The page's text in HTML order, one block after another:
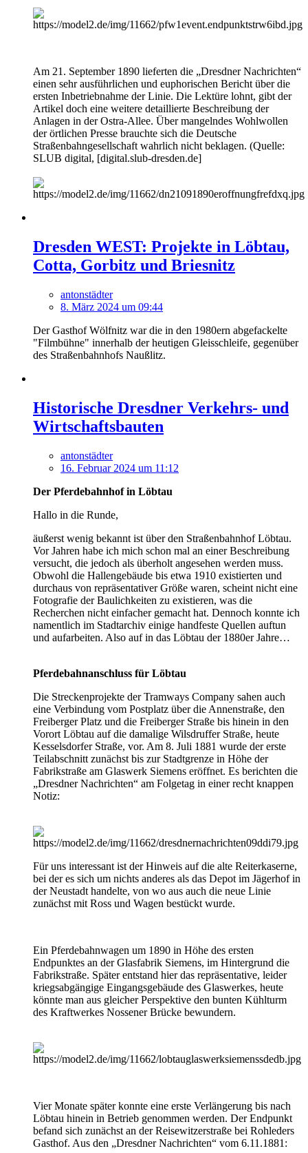
Am 21. September 1890 lieferten die „Dresdner Nachrichten“
einen sehr ausführlichen und euphorischen Bericht über die
ersten Inbetriebnahme der Linie. Die Lektüre lohnt, gibt der
Artikel doch eine weitere detaillierte Beschreibung der
Anlagen in der Ostra-Allee. Über mangelndes Wohlwollen
der örtlichen Presse brauchte sich die Deutsche
Straßenbahngesellschaft wahrlich nicht beklagen. (Quelle:
SLUB digital, [digital.slub-dresden.de]
Dresden WEST: Projekte in Löbtau,
Cotta, Gorbitz und Briesnitz
antonstädter
8. März 2024 um 09:44
Der Gasthof Wölfnitz war die in den 1980ern abgefackelte
"Filmbühne" innerhalb der heutigen Gleisschleife, gegenüber
des Straßenbahnhofs Naußlitz.
Historische Dresdner Verkehrs- und
Wirtschaftsbauten
antonstädter
16. Februar 2024 um 11:12
Der Pferdebahnhof in Löbtau
Hallo in die Runde,
äußerst wenig bekannt ist über den Straßenbahnhof Löbtau.
Vor Jahren habe ich mich schon mal an einer Beschreibung
versucht, die jedoch als überholt angesehen werden muss.
Obwohl die Hallengebäude bis etwa 1910 existierten und
durchaus von repräsentativer Größe waren, scheint nicht eine
Fotografie der Baulichkeiten zu existieren, was die
Recherchen nicht einfacher gemacht hat. Dennoch konnte ich
namentlich im Stadtarchiv einige handfeste Quellen auftun
und aufarbeiten. Also auf in das Löbtau der 1880er Jahre…
Pferdebahnanschluss für Löbtau
Die Streckenprojekte der Tramways Company sahen auch
eine Verbindung vom Postplatz über die Annenstraße, den
Freiberger Platz und die Freiberger Straße bis hinein in den
Vorort Löbtau auf die damalige Wilsdruffer Straße, heute
Kesselsdorfer Straße, vor. Am 8. Juli 1881 wurde der erste
Teilabschnitt zunächst bis zur Stadtgrenze in Höhe der
Fabrikstraße am Glaswerk Siemens eröffnet. Es berichten die
„Dresdner Nachrichten“ am Folgetag in einer recht knappen
Notiz:
Für uns interessant ist der Hinweis auf die alte Reiterkaserne,
bei der es sich um nichts anderes als das Depot im Jägerhof in
der Neustadt handelte, von wo aus auch die neue Linie
zunächst mit Ross und Wagen bestückt wurde.
Ein Pferdebahnwagen um 1890 in Höhe des ersten
Endpunktes an der Glasfabrik Siemens, im Hintergrund die
Fabrikstraße. Später entstand hier das repräsentative, leider
kriegsabgängige Eingangsgebäude des Glaswerkes, heute
könnte man aus gleicher Perspektive den bunten Kühlturm
des Kraftwerkes Nossener Brücke bewundern.
Vier Monate später konnte eine erste Verlängerung bis nach
Löbtau hinein in Betrieb genommen werden. Der Endpunkt
befand sich zunächst an der Reisewitzerstraße bei Rohleders
Gasthof. Aus den „Dresdner Nachrichten“ vom 6.11.1881: